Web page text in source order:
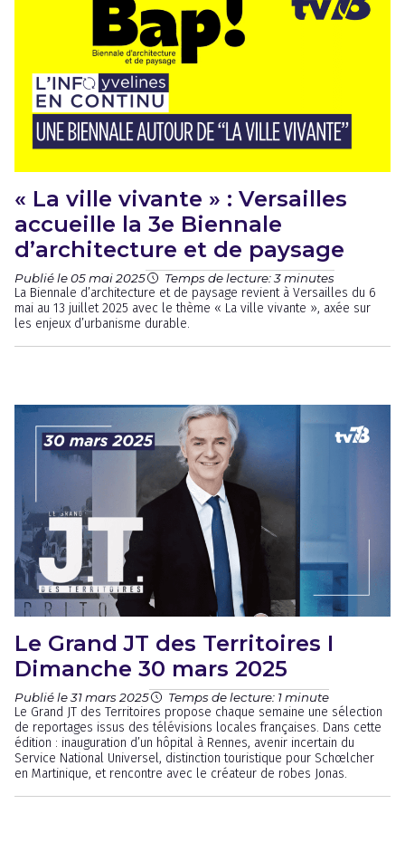
« La ville vivante » : Versailles
accueille la 3e Biennale
d’architecture et de paysage
Publié le 05 mai 2025 Temps de lecture: 3 minutes
La Biennale d’architecture et de paysage revient à Versailles du 6
mai au 13 juillet 2025 avec le thème « La ville vivante », axée sur
les enjeux d’urbanisme durable.
Le Grand JT des Territoires I
Dimanche 30 mars 2025
Publié le 31 mars 2025 Temps de lecture: 1 minute
Le Grand JT des Territoires propose chaque semaine une sélection
de reportages issus des télévisions locales françaises. Dans cette
édition : inauguration d’un hôpital à Rennes, avenir incertain du
Service National Universel, distinction touristique pour Schœlcher
en Martinique, et rencontre avec le créateur de robes Jonas.